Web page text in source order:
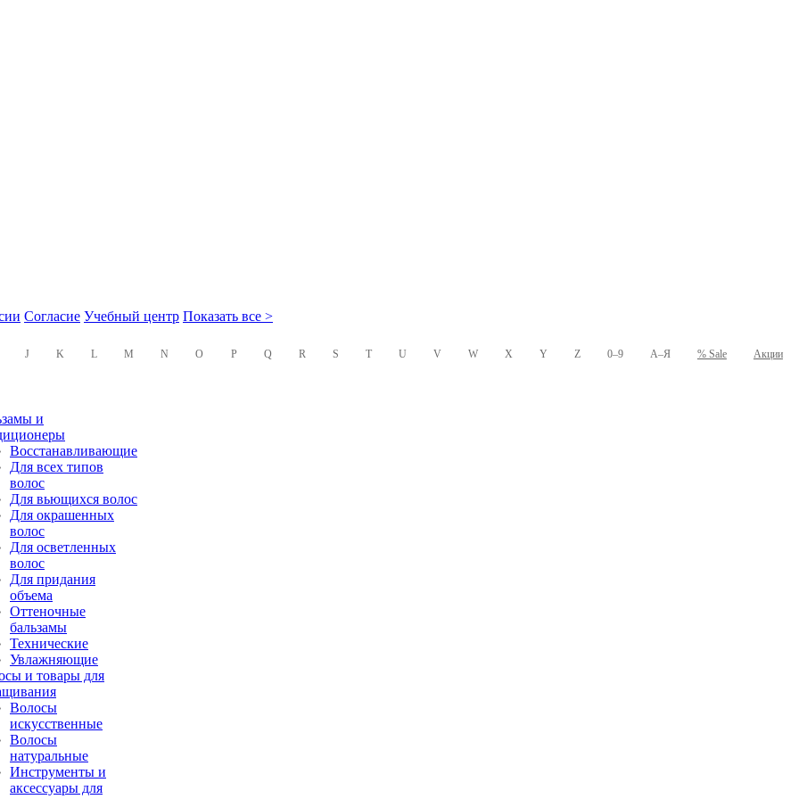
Согласие Учебный центр Показать все >
J K L M N O P Q R S T U V W X Y Z 0–9 А–Я % Sale Акции
и
Восстанавливающие
Для всех типов
волос
Для вьющихся волос
Для окрашенных
волос
Для осветленных
волос
Для придания
объема
Оттеночные
бальзамы
Технические
Увлажняющие
и товары для
Волосы
искусственные
Волосы
натуральные
Инструменты и
аксессуары для